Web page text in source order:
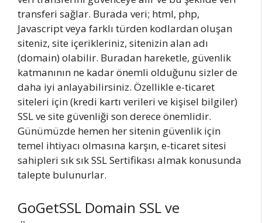
transferi sağlar. Burada veri; html, php,
Javascript veya farklı türden kodlardan oluşan
siteniz, site içerikleriniz, sitenizin alan adı
(domain) olabilir. Buradan hareketle, güvenlik
katmanının ne kadar önemli olduğunu sizler de
daha iyi anlayabilirsiniz. Özellikle e-ticaret
siteleri için (kredi kartı verileri ve kişisel bilgiler)
SSL ve site güvenliği son derece önemlidir.
Günümüzde hemen her sitenin güvenlik için
temel ihtiyacı olmasına karşın, e-ticaret sitesi
sahipleri sık sık SSL Sertifikası almak konusunda
talepte bulunurlar.
GoGetSSL Domain SSL ve